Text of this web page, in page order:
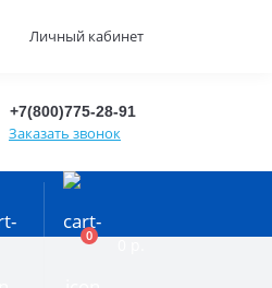
Личный кабинет
+7(800)775-28-91
Заказать звонок
0